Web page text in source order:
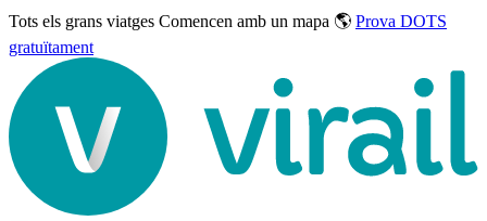
Tots els grans viatges Comencen amb un mapa 🌎 Prova DOTS
gratuïtament